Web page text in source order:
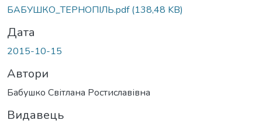
БАБУШКО_ТЕРНОПІЛЬ.pdf(138,48 KB)
Дата
2015-10-15
Автори
Бабушко Світлана Ростиславівна
Видавець